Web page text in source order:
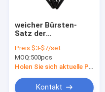
Bohrgerätbürstensatz
Nylonstreifenbürste
Straßen-
weicher Bürsten-
Satz der
Autopflege 5Pcs für
Auto Seat Gap
Preis:$3-$7/set
MOQ:500pcs
Holen Sie sich aktuelle Preis
Kontakt